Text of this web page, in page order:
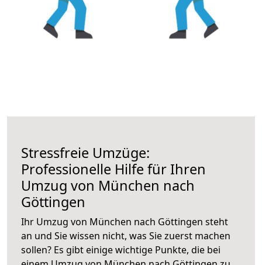
Stressfreie Umzüge:
Professionelle Hilfe für Ihren
Umzug von München nach
Göttingen
Ihr Umzug von München nach Göttingen steht
an und Sie wissen nicht, was Sie zuerst machen
sollen? Es gibt einige wichtige Punkte, die bei